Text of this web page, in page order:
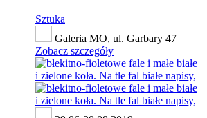
Sztuka
Galeria MO, ul. Garbary 47
Zobacz szczegóły